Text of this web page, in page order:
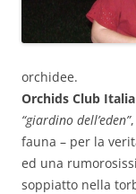
orchidee.
Orchids Club Italia
“giardino dell’eden”
fauna – per la
ed una
soppiatto nella